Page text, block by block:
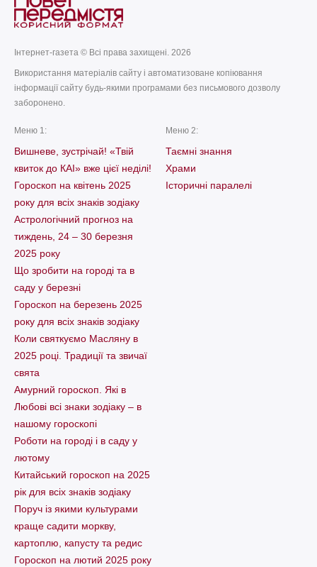
Інтернет-газета © Всі права захищені. 2026
Використання матеріалів сайту і автоматизоване копіювання
інформації сайту будь-якими програмами без письмового дозволу
заборонено.
Меню 1:
Вишневе, зустрічай! «Твій
квиток до КАІ» вже цієї неділі!
Гороскоп на квітень 2025
року для всіх знаків зодіаку
Астрологічний прогноз на
тиждень, 24 – 30 березня
2025 року
Що зробити на городі та в
саду у березні
Гороскоп на березень 2025
року для всіх знаків зодіаку
Коли святкуємо Масляну в
2025 році. Традиції та звичаї
свята
Амурний гороскоп. Які в
Любові всі знаки зодіаку – в
нашому гороскопі
Pоботи на городі і в саду у
лютому
Китайський гороскоп на 2025
рік для всіх знаків зодіаку
Поруч із якими культурами
краще садити моркву,
картоплю, капусту та редис
Гороскоп на лютий 2025 року
Меню 2:
Таємні знання
Храми
Історичні паралелі